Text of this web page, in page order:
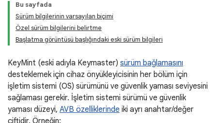
Bu sayfada
Sürüm bilgilerinin varsayılan biçimi
Özel sürüm bilgilerini belirtme
Başlatma görüntüsü başlığındaki eski sürüm bilgileri
KeyMint (eski adıyla Keymaster) sürüm bağlamasını
desteklemek için cihaz önyükleyicisinin her bölüm için
işletim sistemi (OS) sürümünü ve güvenlik yaması seviyesini
sağlaması gerekir. İşletim sistemi sürümü ve güvenlik
yaması düzeyi, AVB özelliklerinde iki ayrı anahtar/değer
çiftidir. Örneğin: